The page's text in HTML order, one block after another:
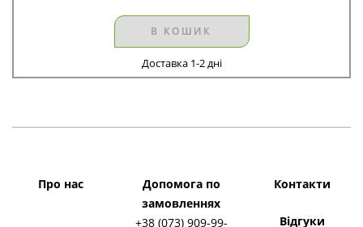
В КОШИК
Доставка 1-2 дні
Про нас
Допомога по
замовленнях
+38 (073) 909-99-
Контакти
Відгуки